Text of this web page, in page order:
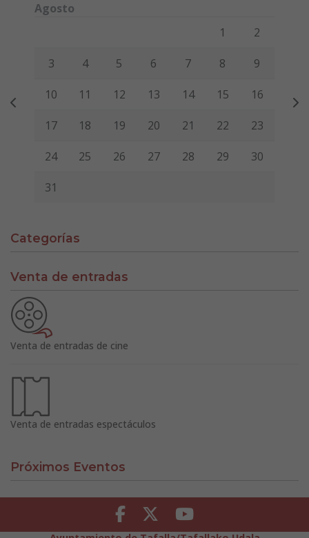
Agosto
Viernes Sábado
1 2
3 4 5 6 7 8 9
10 11 12 13 14 15 16
17 18 19 20 21 22 23
24 25 26 27 28 29 30
31
Categorías
Venta de entradas
Venta de entradas de cine
Venta de entradas espectáculos
Próximos Eventos
Facebook Twitter Youtube